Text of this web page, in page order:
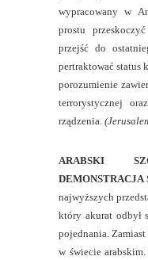
wypracowany w
prostu
przejść do
pertraktować status
porozumienie
terrorystycznej
rządzenia.
ARABSKI
DEMONSTRACJA
najwyższych
który akurat odbył
pojednania.
w świecie